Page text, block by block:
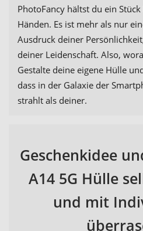
PhotoFancy hältst du ein
Händen. Es ist mehr als nur
Ausdruck deiner
deiner Leidenschaft. Also,
Gestalte deine eigene Hülle
dass in der Galaxie der
strahlt als deiner.
Geschenkidee
A14 5G Hülle
und mit